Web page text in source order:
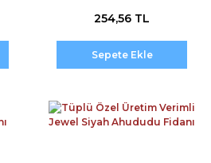
254,56 TL
Sepete Ekle